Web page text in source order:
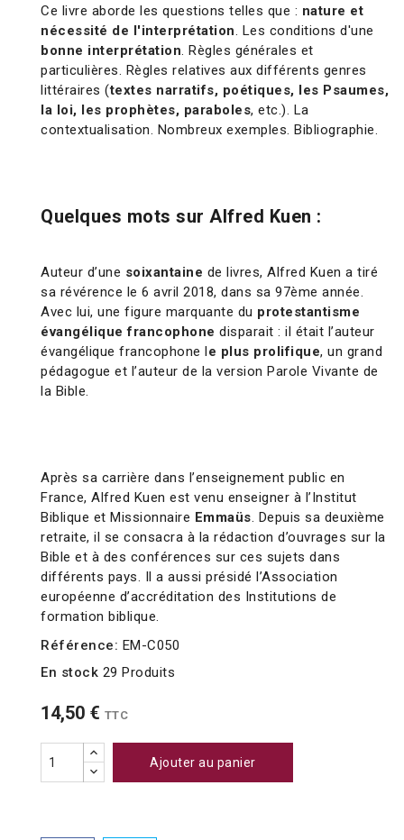
Ce livre aborde les questions telles que : nature et
nécessité de l'interprétation. Les conditions d'une
bonne interprétation. Règles générales et
particulières. Règles relatives aux différents genres
littéraires (textes narratifs, poétiques, les Psaumes,
la loi, les prophètes, paraboles, etc.). La
contextualisation. Nombreux exemples. Bibliographie.
Quelques mots sur Alfred Kuen :
Auteur d’une soixantaine de livres, Alfred Kuen a tiré
sa révérence le 6 avril 2018, dans sa 97ème année.
Avec lui, une figure marquante du protestantisme
évangélique francophone disparait : il était l’auteur
évangélique francophone le plus prolifique, un grand
pédagogue et l’auteur de la version Parole Vivante de
la Bible.
Après sa carrière dans l’enseignement public en
France, Alfred Kuen est venu enseigner à l’Institut
Biblique et Missionnaire Emmaüs. Depuis sa deuxième
retraite, il se consacra à la rédaction d’ouvrages sur la
Bible et à des conférences sur ces sujets dans
différents pays. Il a aussi présidé l’Association
européenne d’accréditation des Institutions de
formation biblique.
Référence: EM-C050
En stock 29 Produits
14,50 € TTC
Ajouter au panier